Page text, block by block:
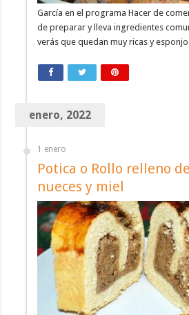
García en el programa Hacer de
de preparar y lleva ingredientes
verás que quedan muy ricas y
enero, 2022
1 enero
Potica o Rollo relleno
nueces y miel